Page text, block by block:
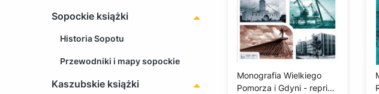
Sopockie książki
Historia Sopotu
Przewodniki i mapy sopockie
Kaszubskie książki
Monografia Wielkiego
Pomorza i Gdyni - reprint